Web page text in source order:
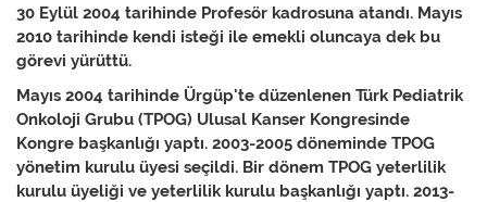
30 Eylül 2004 tarihinde Profesör kadrosuna atandı. Mayıs
2010 tarihinde kendi isteği ile emekli oluncaya dek bu
görevi yürüttü.
Mayıs 2004 tarihinde Ürgüp'te düzenlenen Türk Pediatrik
Onkoloji Grubu (TPOG) Ulusal Kanser Kongresinde
Kongre başkanlığı yaptı. 2003-2005 döneminde TPOG
yönetim kurulu üyesi seçildi. Bir dönem TPOG yeterlilik
kurulu üyeliği ve yeterlilik kurulu başkanlığı yaptı. 2013-